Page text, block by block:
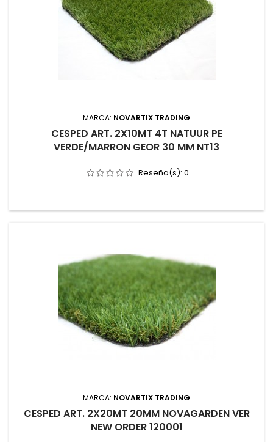
MARCA: NOVARTIX TRADING
CESPED ART. 2X10MT 4T NATUUR PE
VERDE/MARRON GEOR 30 MM NT13
Reseña(s): 0
MARCA: NOVARTIX TRADING
CESPED ART. 2X20MT 20MM NOVAGARDEN VER
NEW ORDER 120001